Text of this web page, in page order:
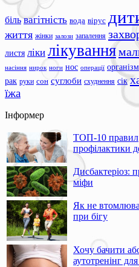
біль вагітність вода вірус
життя жінки залози запалення
листя ліки лікування
насіння нирок ноги нос операції організм
рак руки сон суглоби схуднення сік
їжа
Інформер
ТОП-10 правил
профілактики
Дисбактеріоз:
міфи
Як не
при бігу
Хочу бачити
аутотренінг